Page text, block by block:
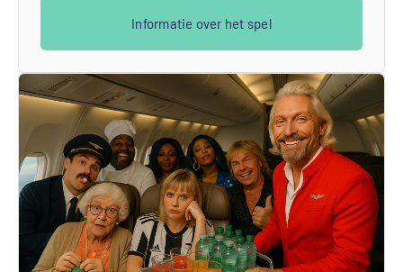
Informatie over het spel